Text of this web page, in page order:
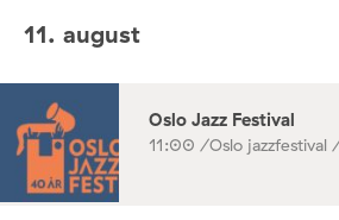
11. august
Oslo Jazz Festival
11:00 /Oslo jazzfestival